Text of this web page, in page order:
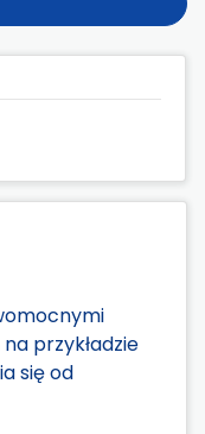
przykładzie
się od